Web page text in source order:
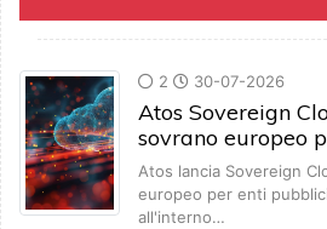
2 30-07-2026
Atos Sovereign
sovrano europeo
Atos lancia Sovereign
europeo per enti
all'interno…